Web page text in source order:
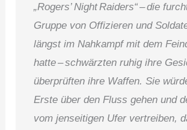
„Rogers’ Night Raiders“ – die
Gruppe von Offizieren und
längst im Nahkampf mit dem
hatte – schwärzten ruhig ihre
überprüften ihre Waffen. Sie
Erste über den Fluss gehen und
vom jenseitigen Ufer vertreiben,